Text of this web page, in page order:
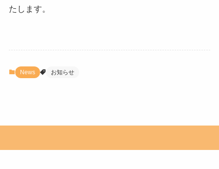
たします。
News お知らせ